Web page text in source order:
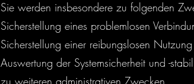
Sie werden insbesondere zu folgenden
Sicherstellung eines problemlosen
Sicherstellung einer reibungslosen
Auswertung der Systemsicherheit und -
zu weiteren administrativen Zwecken.